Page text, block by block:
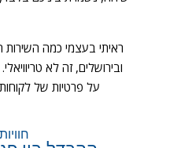
ראיתי בעצמי כמה השירות
ובירושלים, זה לא
על פרטיות של לקוחות